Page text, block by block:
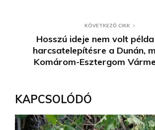
KÖVETKEZŐ CIKK
Hosszú ideje nem volt
harcsatelepítésre a Dunán,
Komárom-Esztergom
KAPCSOLÓDÓ